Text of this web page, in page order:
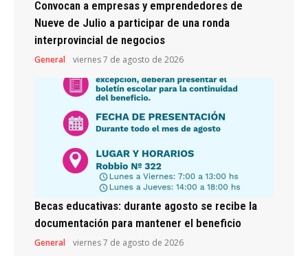
Convocan a empresas y emprendedores de
Nueve de Julio a participar de una ronda
interprovincial de negocios
General viernes 7 de agosto de 2026
Becas educativas: durante agosto se recibe la
documentación para mantener el beneficio
General viernes 7 de agosto de 2026